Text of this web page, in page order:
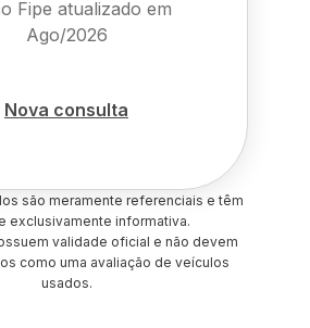
Fipe atualizado em
Ago/2026
Nova consulta
são meramente referenciais e têm
exclusivamente informativa.
validade oficial e não devem
como uma avaliação de veículos
usados.